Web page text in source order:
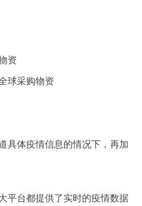
资
球采购物资
具体疫情信息的情况下，再加
平台都提供了实时的疫情数据